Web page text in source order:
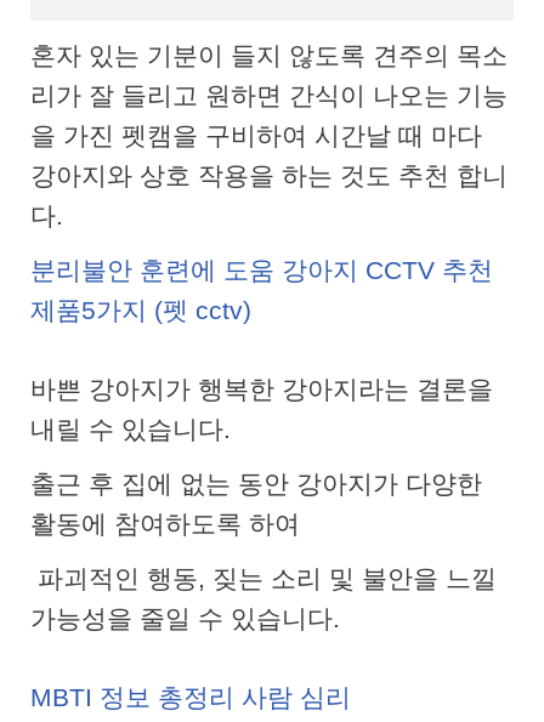
혼자 있는 기분이 들지 않도록 견주의 목소
리가 잘 들리고 원하면 간식이 나오는 기능
을 가진 펫캠을 구비하여 시간날 때 마다
강아지와 상호 작용을 하는 것도 추천 합니
다.
분리불안 훈련에 도움 강아지 CCTV 추천
제품5가지 (펫 cctv)
바쁜 강아지가 행복한 강아지라는 결론을
내릴 수 있습니다.
출근 후 집에 없는 동안 강아지가 다양한
활동에 참여하도록 하여
파괴적인 행동, 짖는 소리 및 불안을 느낄
가능성을 줄일 수 있습니다.
MBTI 정보 총정리 사람 심리